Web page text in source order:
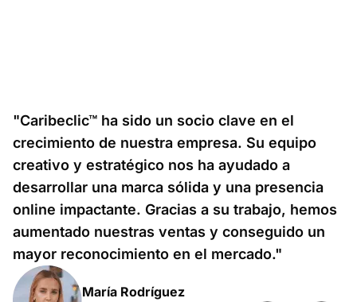
"Caribeclic™ ha sido un socio clave en el
crecimiento de nuestra empresa. Su equipo
creativo y estratégico nos ha ayudado a
desarrollar una marca sólida y una presencia
online impactante. Gracias a su trabajo, hemos
aumentado nuestras ventas y conseguido un
mayor reconocimiento en el mercado."
María Rodríguez